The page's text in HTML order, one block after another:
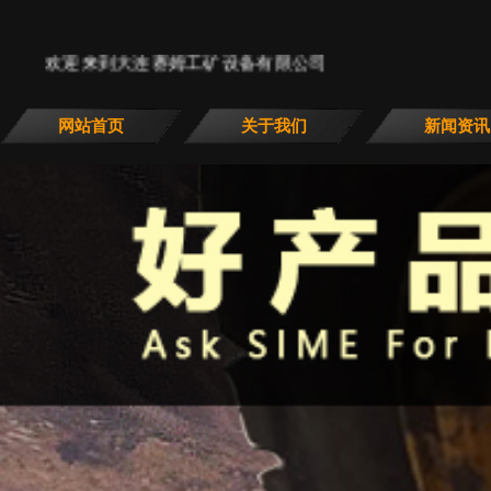
网站首页 关于我们 新闻资讯
欢迎来到大连赛姆工矿设备有限公司